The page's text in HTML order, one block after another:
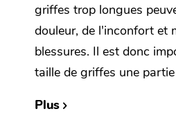
griffes trop longues
douleur, de l'inconfort et
blessures. Il est donc
taille de griffes une
Plus